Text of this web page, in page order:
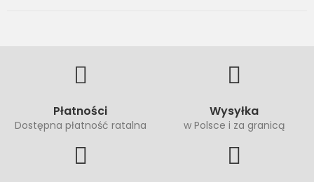
Płatności
Dostępna płatność ratalna
Wysyłka
w Polsce i za granicą